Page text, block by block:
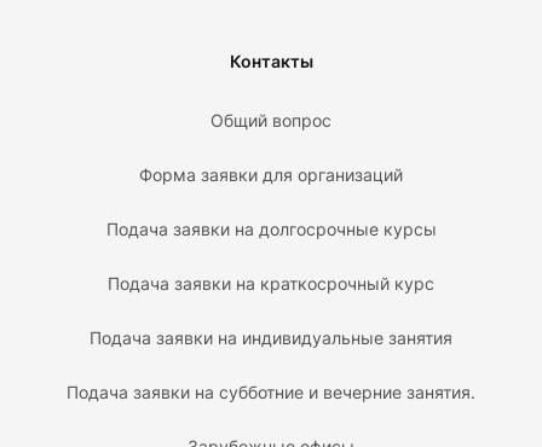
Контакты
Общий вопрос
Форма заявки для организаций
Подача заявки на долгосрочные курсы
Подача заявки на краткосрочный курс
Подача заявки на индивидуальные занятия
Подача заявки на субботние и вечерние занятия.